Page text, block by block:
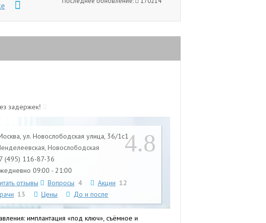
задержек!
4.8
ул. Новослободская улица, 36/1с1
Новослободская
(495) 116-87-36
09:00 - 21:00
отзывы
Вопросы 4 Акции 12
13 Цены До и после
имплантация «под ключ», съёмное и